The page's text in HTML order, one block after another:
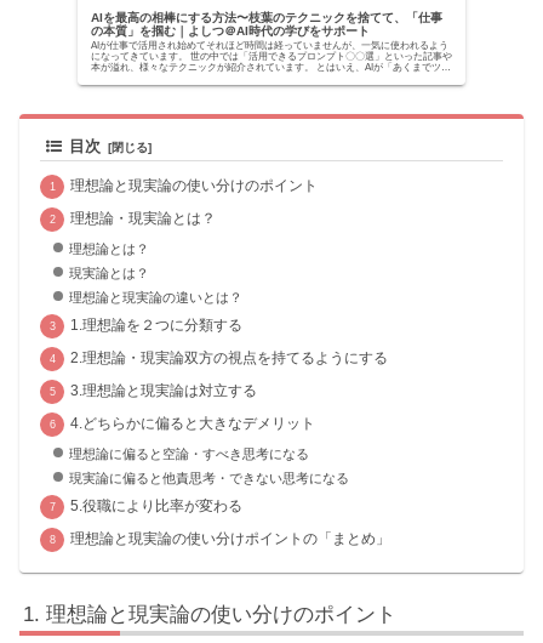
AIを最高の相棒にする方法〜枝葉のテクニックを捨てて、「仕事
の本質」を掴む｜よしつ＠AI時代の学びをサポート
AIが仕事で活用され始めてそれほど時間は経っていませんが、一気に使われるよう
になってきています。 世の中では「活用できるプロンプト〇〇選」といった記事や
本が溢れ、様々なテクニックが紹介されています。 とはいえ、AIが「あくまでツー
目次
理想論と現実論の使い分けのポイント
理想論・現実論とは？
理想論とは？
現実論とは？
理想論と現実論の違いとは？
1.理想論を２つに分類する
2.理想論・現実論双方の視点を持てるようにする
3.理想論と現実論は対立する
4.どちらかに偏ると大きなデメリット
理想論に偏ると空論・すべき思考になる
現実論に偏ると他責思考・できない思考になる
5.役職により比率が変わる
理想論と現実論の使い分けポイントの「まとめ」
理想論と現実論の使い分けのポイント